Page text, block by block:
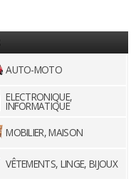
AUTO-MOTO
ELECTRONIQUE,
INFORMATIQUE
MOBILIER, MAISON
VÊTEMENTS, LINGE, BIJOUX